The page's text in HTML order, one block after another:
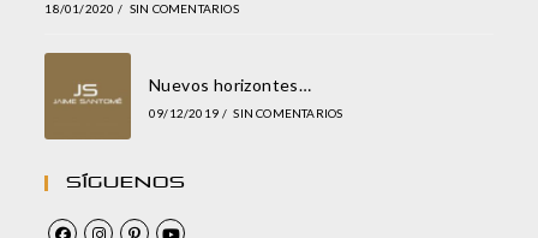
18/01/2020 / SIN COMENTARIOS
Nuevos horizontes…
09/12/2019 / SIN COMENTARIOS
Síguenos